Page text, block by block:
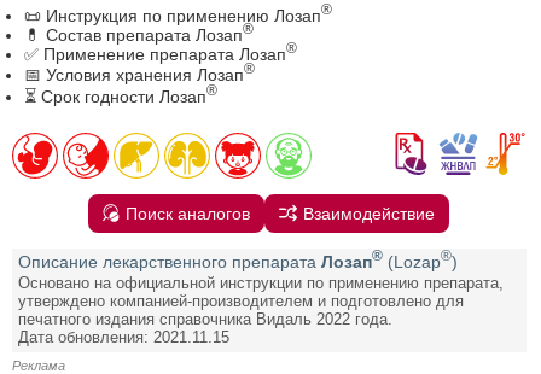
📜 Инструкция по применению Лозап®
💊 Состав препарата Лозап®
✅ Применение препарата Лозап®
📅 Условия хранения Лозап®
⏳ Срок годности Лозап®
Поиск аналогов Взаимодействие
Описание лекарственного препарата Лозап® (Lozap®)
Основано на официальной инструкции по применению препарата,
утверждено компанией-производителем и подготовлено для
печатного издания справочника Видаль 2022 года.
Дата обновления: 2021.11.15
Реклама